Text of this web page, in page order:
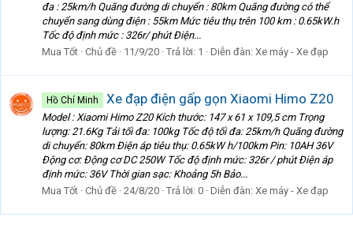
đa : 25km/h Quãng đường di chuyển : 80km Quãng đường có thể
chuyển sang dùng điện : 55km Mức tiêu thụ trên 100 km : 0.65kW.h
Tốc độ định mức : 326r/ phút Điện...
Mua Tốt Chủ đề 11/9/20 Trả lời: 1 Diễn đàn: Xe máy - Xe đạp
Hồ Chí Minh Xe đạp điện gấp gọn Xiaomi Himo Z20
Model : Xiaomi Himo Z20 Kích thước: 147 x 61 x 109,5 cm Trọng
lượng: 21.6Kg Tải tối đa: 100kg Tốc độ tối đa: 25km/h Quãng đường
di chuyển: 80km Điện áp tiêu thụ: 0.65kW h/100km Pin: 10AH 36V
Động cơ: Động cơ DC 250W Tốc độ định mức: 326r / phút Điện áp
định mức: 36V Thời gian sạc: Khoảng 5h Bảo...
Mua Tốt Chủ đề 24/8/20 Trả lời: 0 Diễn đàn: Xe máy - Xe đạp